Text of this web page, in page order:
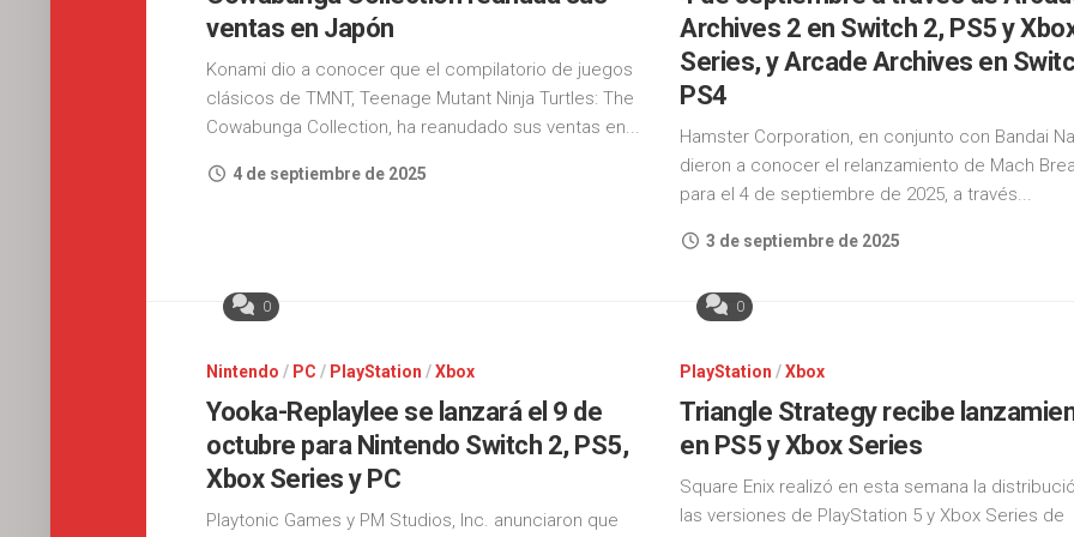
ventas en Japón
Konami dio a conocer que el compilatorio de juegos
clásicos de TMNT, Teenage Mutant Ninja Turtles: The
Cowabunga Collection, ha reanudado sus ventas en...
4 de septiembre de 2025
Archives 2 en Switch 2, PS5 y
Series, y Arcade Archives en
PS4
Hamster Corporation, en conjunto con Bandai
dieron a conocer el relanzamiento de Mach
para el 4 de septiembre de 2025, a través...
3 de septiembre de 2025
0
Nintendo / PC / PlayStation /Xbox
Yooka-Replaylee se lanzará el 9 de
octubre para Nintendo Switch 2, PS5,
Xbox Series y PC
Playtonic Games y PM Studios, Inc. anunciaron que
0
PlayStation /Xbox
Triangle Strategy recibe
en PS5 y Xbox Series
Square Enix realizó en esta semana la
las versiones de PlayStation 5 y Xbox Series de